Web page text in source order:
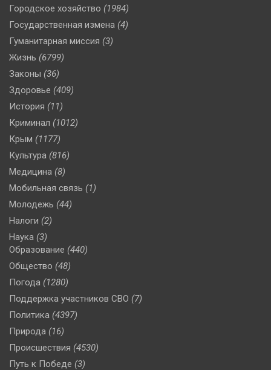
Городское хозяйство (1984)
Государственная измена (4)
Гуманитарная миссия (3)
Жизнь (6799)
Законы (36)
Здоровье (409)
История (11)
Криминал (1012)
Крым (1177)
Культура (816)
Медицина (8)
Мобильная связь (1)
Молодежь (44)
Налоги (2)
Наука (3)
Образование (440)
Общество (48)
Погода (1280)
Поддержка участников СВО (7)
Политика (4397)
Природа (16)
Происшествия (4530)
Путь к Победе (3)